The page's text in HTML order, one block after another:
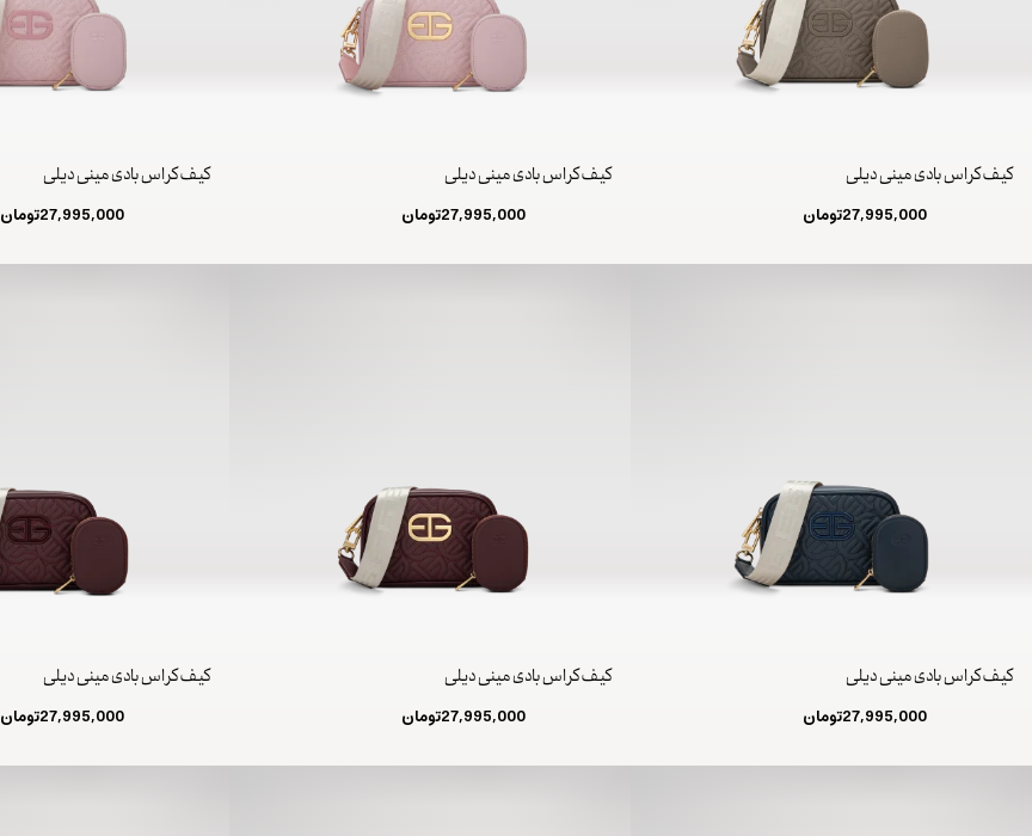
کیف کراس بادی مینی دیلی
27,995,000تومان
کیف کراس بادی مینی دیلی
27,995,000تومان
کیف کراس بادی مینی دیلی
27,995,000تومان
کیف کراس بادی مینی دیلی
27,995,000تومان
کیف کراس بادی مینی دیلی
27,995,000تومان
کیف کراس بادی مینی دیلی
27,995,000تومان